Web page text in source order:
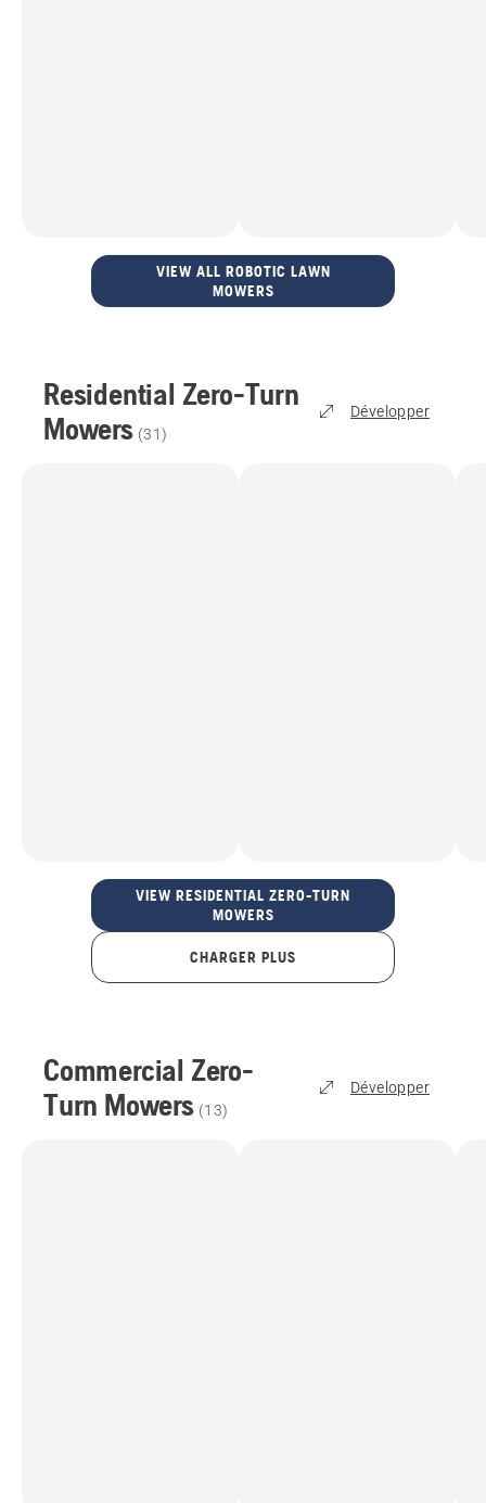
VIEW ALL ROBOTIC LAWN
MOWERS
Residential Zero-Turn
Mowers (31)
Développer
VIEW RESIDENTIAL ZERO-TURN
MOWERS
CHARGER PLUS
Commercial Zero-
Turn Mowers (13)
Développer